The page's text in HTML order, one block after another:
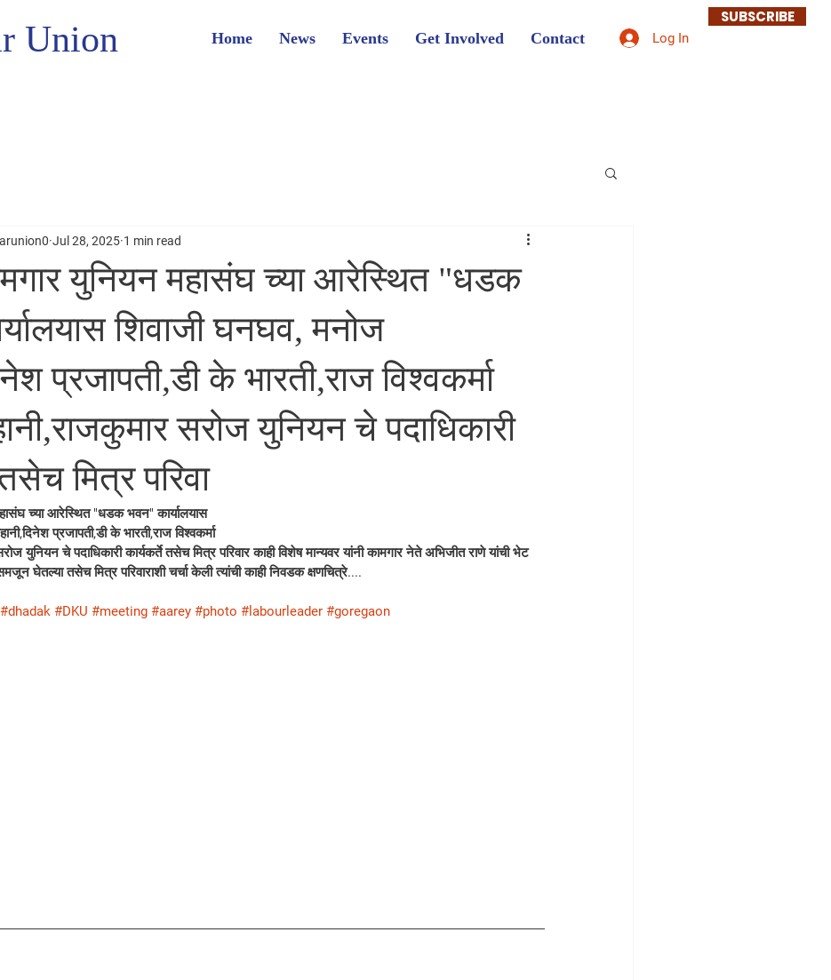
Union Home News Events Get Involved Contact Log In
SUBSCRIBE
युनियन महासंघ च्या आरेस्थित "धडक
शिवाजी घनघव, मनोज
प्रजापती,डी के भारती,राज विश्वकर्मा
सरोज युनियन चे पदाधिकारी
मित्र परिवा
Jul 28, 2025 1 min read
च्या आरेस्थित "धडक भवन" कार्यालयास
प्रजापती,डी के भारती,राज विश्वकर्मा
युनियन चे पदाधिकारी कार्यकर्ते तसेच मित्र परिवार काही विशेष मान्यवर यांनी कामगार नेते अभिजीत राणे यांची भेट
घेतल्या तसेच मित्र परिवाराशी चर्चा केली त्यांची काही निवडक क्षणचित्रे....
#dhadak #DKU #meeting #aarey #photo #labourleader #goregaon